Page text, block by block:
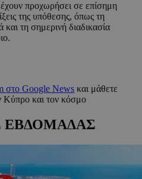
προχωρήσει σε επίσημη
της υπόθεσης, όπως τη
τη σημερινή διαδικασία
στο Google News και μάθετε
Κύπρο και τον κόσμο
ΕΒΔΟΜΑΔΑΣ